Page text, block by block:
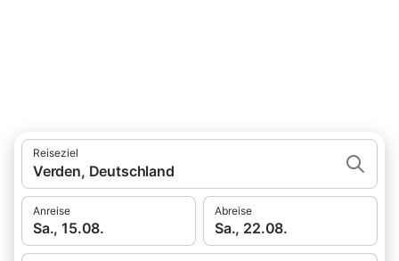
Reiseziel
Verden, Deutschland
Anreise
Sa., 15.08.
Abreise
Sa., 22.08.